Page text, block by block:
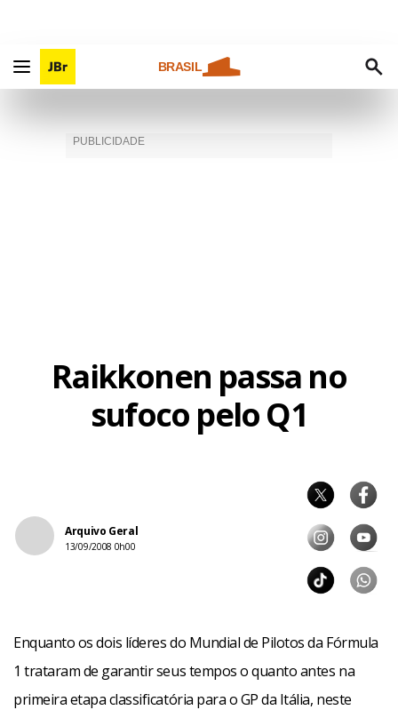
BRASIL
Raikkonen passa no
sufoco pelo Q1
Arquivo Geral
13/09/2008 0h00
Enquanto os dois líderes do Mundial de Pilotos da Fórmula
1 trataram de garantir seus tempos o quanto antes na
primeira etapa classificatória para o GP da Itália, neste